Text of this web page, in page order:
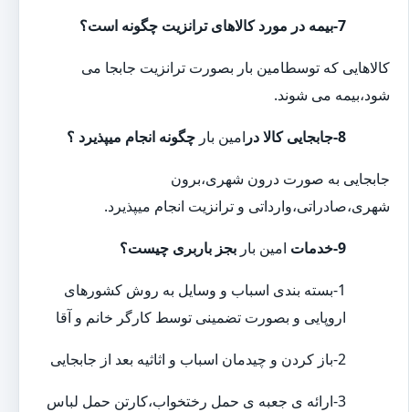
7-بیمه در مورد کالاهای ترانزیت چگونه است؟
کالاهایی که توسطامین بار بصورت ترانزیت جابجا می
شود،بیمه می شوند.
8-جابجایی کالا در امین بار چگونه انجام میپذیرد ؟
جابجایی به صورت درون شهری،برون
شهری،صادراتی،وارداتی و ترانزیت انجام میپذیرد.
9-خدمات امین بار بجز باربری چیست؟
1-بسته بندی اسباب و وسایل به روش کشورهای
اروپایی و بصورت تضمینی توسط کارگر خانم و آقا
2-باز کردن و چیدمان اسباب و اثاثیه بعد از جابجایی
3-ارائه ی جعبه ی حمل رختخواب،کارتن حمل لباس